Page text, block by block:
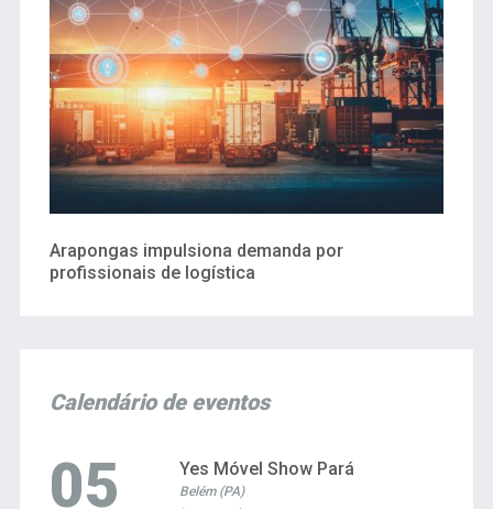
Arapongas impulsiona demanda por
profissionais de logística
Calendário de eventos
05 Yes Móvel Show Pará
Belém (PA)